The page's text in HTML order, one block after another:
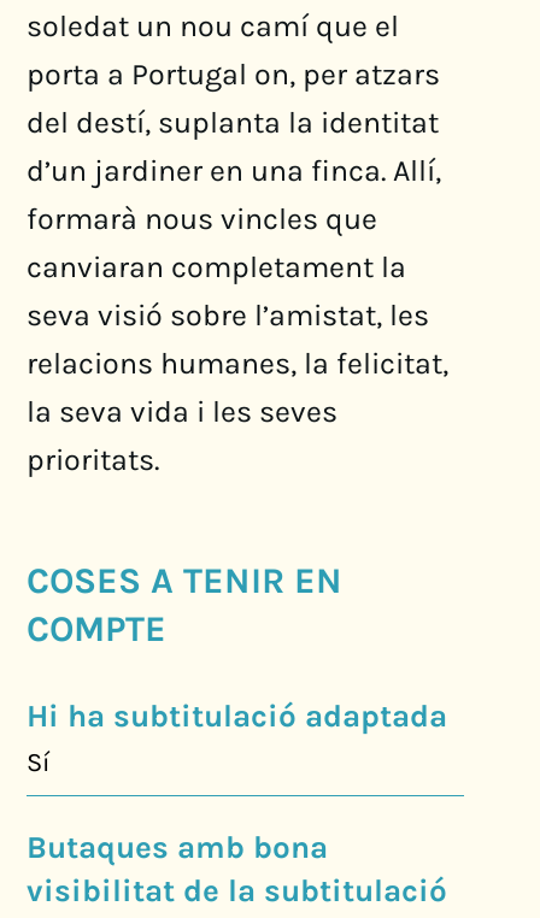
soledat un nou camí que el
porta a Portugal on, per atzars
del destí, suplanta la identitat
d’un jardiner en una finca. Allí,
formarà nous vincles que
canviaran completament la
seva visió sobre l’amistat, les
relacions humanes, la felicitat,
la seva vida i les seves
prioritats.
COSES A TENIR EN
COMPTE
Hi ha subtitulació adaptada
Sí
Butaques amb bona
visibilitat de la subtitulació